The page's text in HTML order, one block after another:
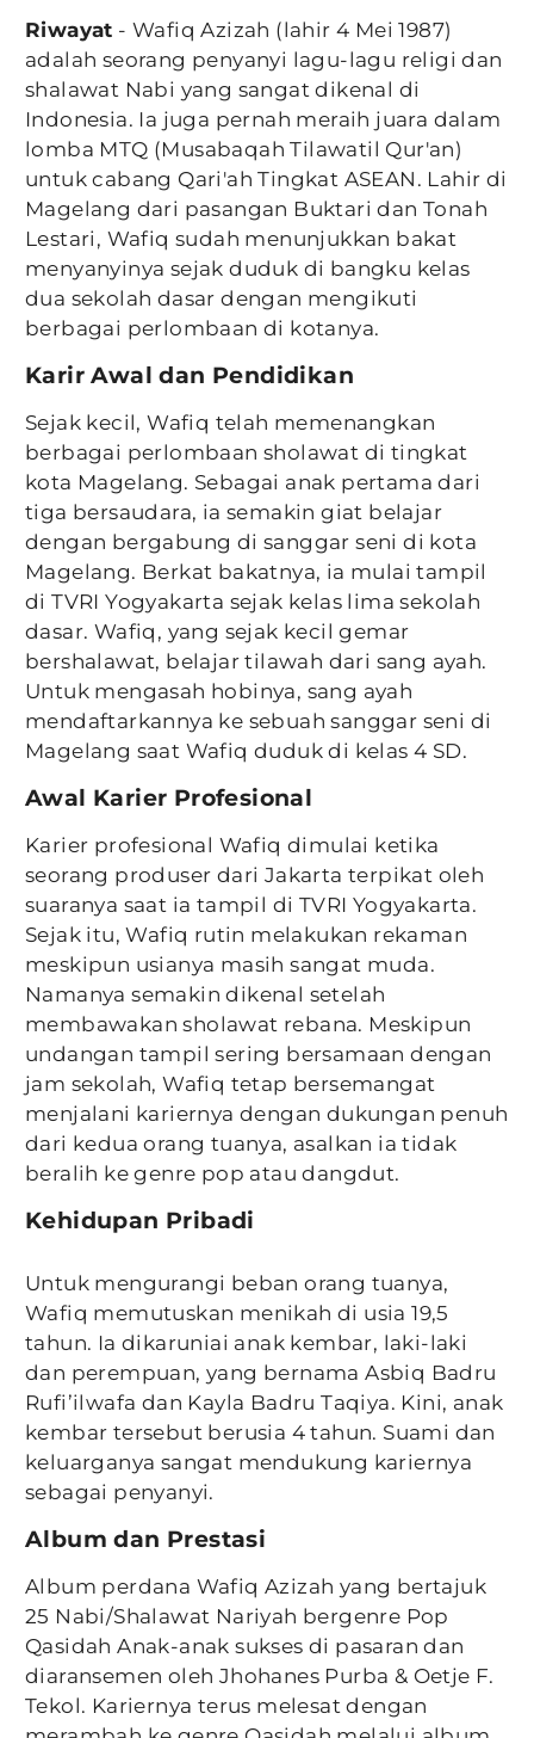
Riwayat - Wafiq Azizah (lahir 4 Mei 1987)
adalah seorang penyanyi lagu-lagu religi dan
shalawat Nabi yang sangat dikenal di
Indonesia. Ia juga pernah meraih juara dalam
lomba MTQ (Musabaqah Tilawatil Qur'an)
untuk cabang Qari'ah Tingkat ASEAN. Lahir di
Magelang dari pasangan Buktari dan Tonah
Lestari, Wafiq sudah menunjukkan bakat
menyanyinya sejak duduk di bangku kelas
dua sekolah dasar dengan mengikuti
berbagai perlombaan di kotanya.
Karir Awal dan Pendidikan
Sejak kecil, Wafiq telah memenangkan
berbagai perlombaan sholawat di tingkat
kota Magelang. Sebagai anak pertama dari
tiga bersaudara, ia semakin giat belajar
dengan bergabung di sanggar seni di kota
Magelang. Berkat bakatnya, ia mulai tampil
di TVRI Yogyakarta sejak kelas lima sekolah
dasar. Wafiq, yang sejak kecil gemar
bershalawat, belajar tilawah dari sang ayah.
Untuk mengasah hobinya, sang ayah
mendaftarkannya ke sebuah sanggar seni di
Magelang saat Wafiq duduk di kelas 4 SD.
Awal Karier Profesional
Karier profesional Wafiq dimulai ketika
seorang produser dari Jakarta terpikat oleh
suaranya saat ia tampil di TVRI Yogyakarta.
Sejak itu, Wafiq rutin melakukan rekaman
meskipun usianya masih sangat muda.
Namanya semakin dikenal setelah
membawakan sholawat rebana. Meskipun
undangan tampil sering bersamaan dengan
jam sekolah, Wafiq tetap bersemangat
menjalani kariernya dengan dukungan penuh
dari kedua orang tuanya, asalkan ia tidak
beralih ke genre pop atau dangdut.
Kehidupan Pribadi
Untuk mengurangi beban orang tuanya,
Wafiq memutuskan menikah di usia 19,5
tahun. Ia dikaruniai anak kembar, laki-laki
dan perempuan, yang bernama Asbiq Badru
Rufi’ilwafa dan Kayla Badru Taqiya. Kini, anak
kembar tersebut berusia 4 tahun. Suami dan
keluarganya sangat mendukung kariernya
sebagai penyanyi.
Album dan Prestasi
Album perdana Wafiq Azizah yang bertajuk
25 Nabi/Shalawat Nariyah bergenre Pop
Qasidah Anak-anak sukses di pasaran dan
diaransemen oleh Jhohanes Purba & Oetje F.
Tekol. Kariernya terus melesat dengan